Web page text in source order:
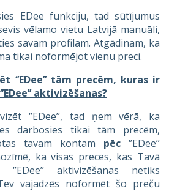
EDee funkciju, tad sūtījumus
vēlamo vietu Latvijā manuāli,
savam profilam. Atgādinam, ka
tikai noformējot vienu preci.
‘’EDee’’ tām precēm, kuras ir
aktivizēšanas?
‘’EDee’’, tad ņem vērā, ka
darbosies tikai tām precēm,
tavam kontam pēc ‘’EDee’’
ka visas preces, kas Tavā
aktivizēšanas netiks
vajadzēs noformēt šo preču